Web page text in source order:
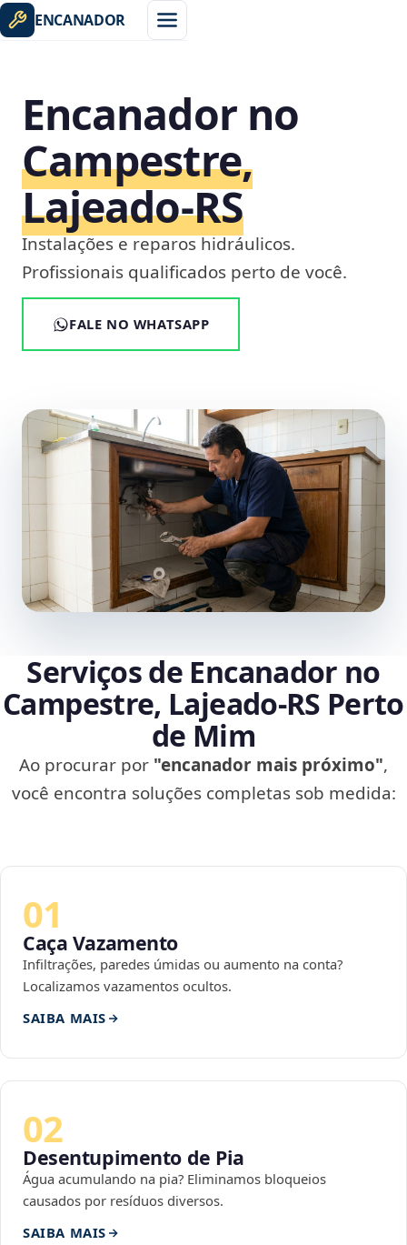
ENCANADOR
Encanador no
Campestre,
Lajeado‑RS
Instalações e reparos hidráulicos.
Profissionais qualificados perto de você.
FALE NO WHATSAPP
Serviços de Encanador no
Campestre, Lajeado‑RS Perto
de Mim
Ao procurar por "encanador mais próximo",
você encontra soluções completas sob medida:
01
Caça Vazamento
Infiltrações, paredes úmidas ou aumento na conta?
Localizamos vazamentos ocultos.
SAIBA MAIS
02
Desentupimento de Pia
Água acumulando na pia? Eliminamos bloqueios
causados por resíduos diversos.
SAIBA MAIS